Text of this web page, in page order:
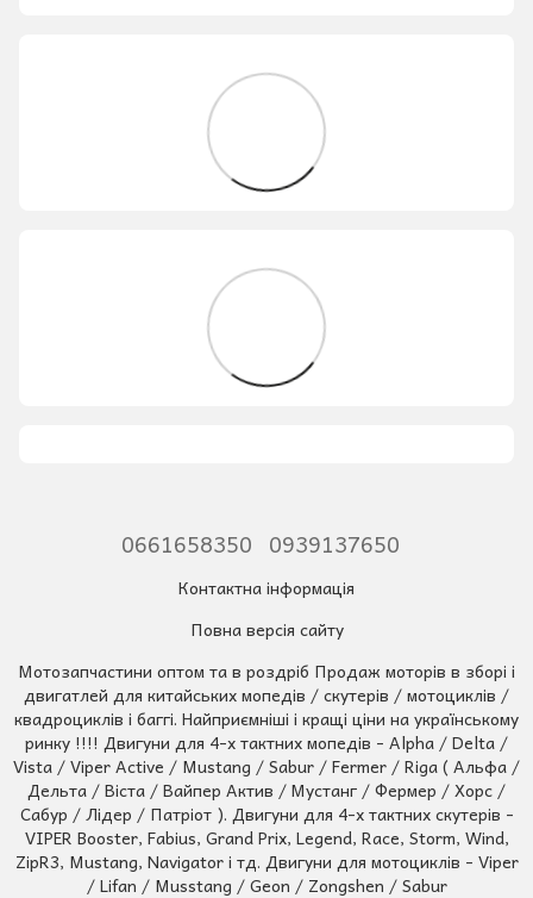
0661658350 0939137650
Контактна інформація
Повна версія сайту
Мотозапчастини оптом та в роздріб Продаж моторів в зборі і
двигатлей для китайських мопедів / скутерів / мотоциклів /
квадроциклів і баггі. Найприємніші і кращі ціни на українському
ринку !!!! Двигуни для 4-х тактних мопедів - Alpha / Delta /
Vista / Viper Active / Mustang / Sabur / Fermer / Riga ( Альфа /
Дельта / Віста / Вайпер Актив / Мустанг / Фермер / Хорс /
Сабур / Лідер / Патріот ). Двигуни для 4-х тактних скутерів -
VIPER Booster, Fabius, Grand Prix, Legend, Race, Storm, Wind,
ZipR3, Mustang, Navigator і тд. Двигуни для мотоциклів - Viper
/ Lifan / Musstang / Geon / Zongshen / Sabur